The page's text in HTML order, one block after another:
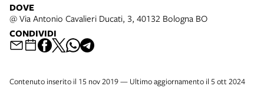
DOVE
@ Via Antonio Cavalieri Ducati, 3, 40132 Bologna BO
CONDIVIDI
Contenuto inserito il 15 nov 2019 — Ultimo aggiornamento il 5 ott 2024